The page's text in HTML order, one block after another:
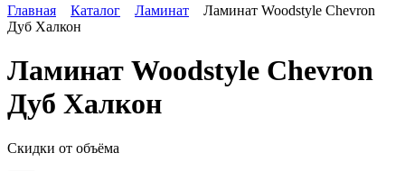
Главная
Каталог Ламинат
Ламинат Woodstyle Chevron
Дуб Халкон
Ламинат Woodstyle Chevron
Дуб Халкон
Скидки от объёма